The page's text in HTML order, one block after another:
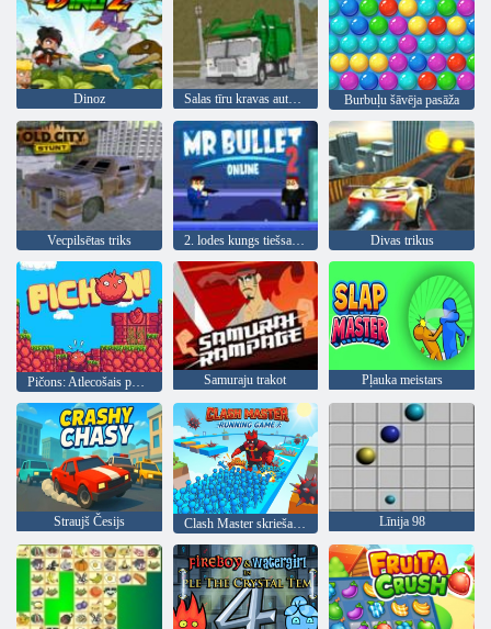
Dinoz Salas tīru kravas automašīnu atkritumu sim Burbuļu šāvēja pasāža
Vecpilsētas triks 2. lodes kungs tiešsaistē Divas trikus
Samuraju trakot Pļauka meistars
Straujš Česijs Clash Master skriešanas spēle Līnija 98